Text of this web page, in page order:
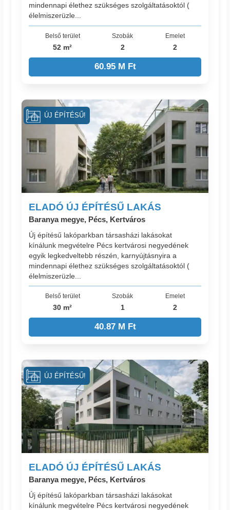
mindennapi élethez szükséges szolgáltatásoktól (
élelmiszerüzle...
Belső terület
52 m²
Szobák
2
Emelet
2
60.95 M Ft
ELADÓ ÚJ ÉPÍTÉSŰ LAKÁS
Baranya megye, Pécs, Kertváros
Új építésű lakóparkban társasházi lakásokat
kínálunk megvételre Pécs kertvárosi negyedének
egyik legkedveltebb részén, karnyújtásnyira a
mindennapi élethez szükséges szolgáltatásoktól (
élelmiszerüzle...
Belső terület
30 m²
Szobák
1
Emelet
2
40.87 M Ft
ÚJ ÉPÍTÉSŰ!
ELADÓ ÚJ ÉPÍTÉSŰ LAKÁS
Baranya megye, Pécs, Kertváros
Új építésű lakóparkban társasházi lakásokat
kínálunk megvételre Pécs kertvárosi negyedének
ÚJ ÉPÍTÉSŰ!